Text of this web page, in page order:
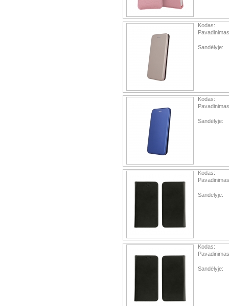
Kodas:
Sandėlyje:
Kodas:
Sandėlyje:
Kodas:
Sandėlyje:
Kodas:
Sandėlyje: